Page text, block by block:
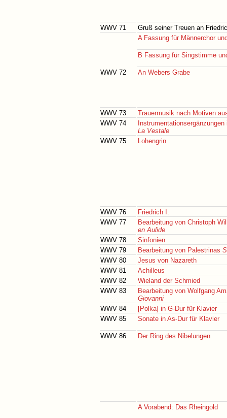
WWV 71
Gruß seiner Treuen an
A Fassung für Männerchor
B Fassung für Singstimme
WWV 72 An Webers Grabe
WWV 73
Trauermusik nach Motiven
WWV 74
La Vestale
WWV 75
Lohengrin
WWV 76
Friedrich I.
WWV 77
Bearbeitung von Christoph
en Aulide
WWV 78
Sinfonien
WWV 79
Bearbeitung von Palestrinas
WWV 80
Jesus von Nazareth
WWV 81
Achilleus
WWV 82
Wieland der Schmied
WWV 83
Bearbeitung von Wolfgang
Giovanni
WWV 84
[Polka] in G-Dur für Klavier
WWV 85
Sonate in As-Dur für Klavier
WWV 86 Der Ring des Nibelungen
A Vorabend: Das Rheingold